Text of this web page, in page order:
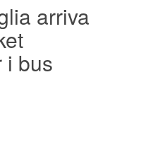
arriva
i bus